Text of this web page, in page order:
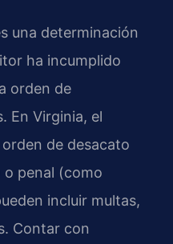
una determinación
ha incumplido
orden de
En Virginia, el
de desacato
penal (como
incluir multas,
Contar con